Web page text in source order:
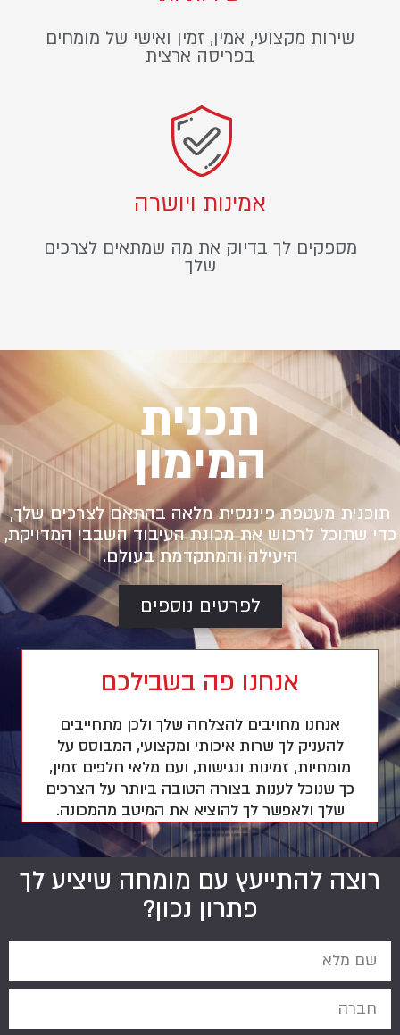
שירות מקצועי, אמין, זמין ואישי של מומחים
בפריסה ארצית
אמינות ויושרה
מספקים לך בדיוק את מה שמתאים לצרכים
שלך
תכנית
המימון
תוכנית מעטפת פיננסית מלאה בהתאם לצרכים שלך,
כדי שתוכל לרכוש את מכונת העיבוד השבבי המדויקת,
היעילה והמתקדמת בעולם.
לפרטים נוספים
אנחנו פה בשבילכם
אנחנו מחויבים להצלחה שלך ולכן מתחייבים
להעניק לך שרות איכותי ומקצועי, המבוסס על
מומחיות, זמינות ונגישות, ועם מלאי חלפים זמין,
כך שנוכל לענות בצורה הטובה ביותר על הצרכים
שלך ולאפשר לך להוציא את המיטב מהמכונה.
רוצה להתייעץ עם מומחה שיציע לך
פתרון נכון?